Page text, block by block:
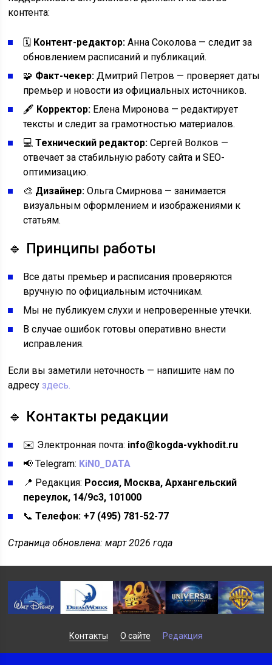
контента:
🗓️ Контент-редактор: Анна Соколова — следит за
обновлением расписаний и публикаций.
🧩 Факт-чекер: Дмитрий Петров — проверяет даты
премьер и новости из официальных источников.
🖋️ Корректор: Елена Миронова — редактирует
тексты и следит за грамотностью материалов.
💻Технический редактор: Сергей Волков —
отвечает за стабильную работу сайта и SEO-
оптимизацию.
🎨 Дизайнер: Ольга Смирнова — занимается
визуальным оформлением и изображениями к
статьям.
🔹 Принципы работы
Все даты премьер и расписания проверяются
вручную по официальным источникам.
Мы не публикуем слухи и непроверенные утечки.
В случае ошибок готовы оперативно внести
исправления.
Если вы заметили неточность — напишите нам по
адресу здесь.
🔹 Контакты редакции
✉️ Электронная почта: info@kogda-vykhodit.ru
📢 Telegram: KiN0_DATA
📍 Редакция: Россия, Москва, Архангельский
переулок, 14/9с3, 101000
📞Телефон: +7 (495) 781-52-77
Страница обновлена: март 2026 года
Контакты О сайте Редакция